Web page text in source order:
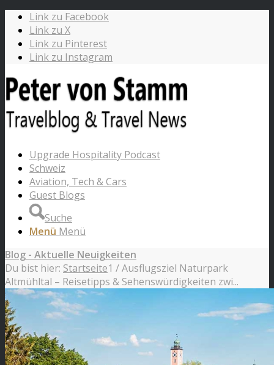
Link zu Facebook
Link zu X
Link zu Pinterest
Link zu Instagram
Upgrade Hospitality Podcast
Schweiz
Aviation, Tech & Cars
Guest Blogs
Suche
Menü Menü
Blog - Aktuelle Neuigkeiten
Du bist hier: Startseite1 /Ausflugsziel Naturpark
Altmühltal – Reisetipps & Sehenswürdigkeiten zwi...